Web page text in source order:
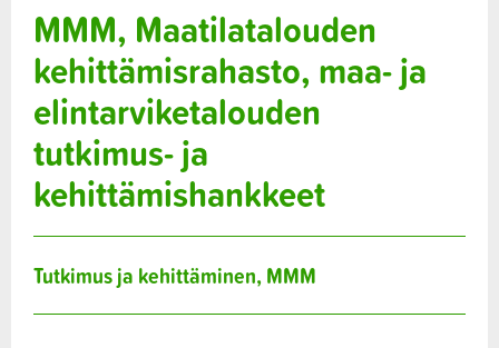
MMM, Maatilatalouden
kehittämisrahasto, maa- ja
elintarviketalouden
tutkimus- ja
kehittämishankkeet
Tutkimus ja kehittäminen, MMM